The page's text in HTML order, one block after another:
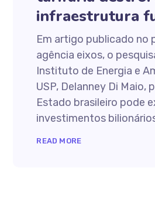
infraestrutura
Em artigo publicado no
agência eixos, o
Instituto de Energia e
USP, Delanney Di Maio,
Estado brasileiro pode
investimentos
READ MORE